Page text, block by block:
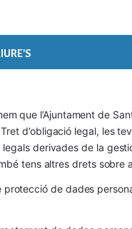
que l’Ajuntament de
d’obligació legal, les
derivades de la
tens altres drets sobre
protecció de dades